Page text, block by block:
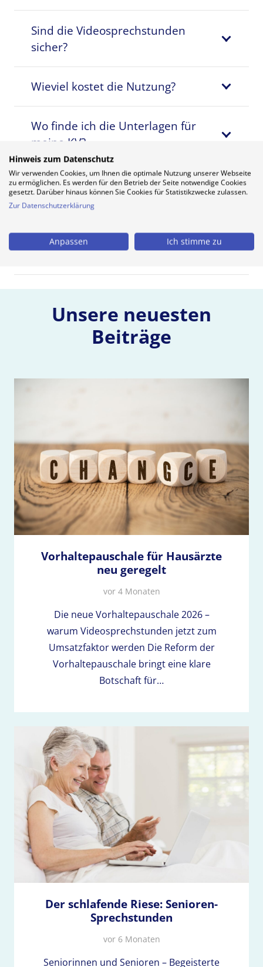
Sind die Videosprechstunden
sicher?
Wieviel kostet die Nutzung?
Wo finde ich die Unterlagen für
meine KV?
Wie wird die Videosprechstunde
gegenüber der KVen abgerechnet?
Wie werden Videosprechstunden
für private Patienten vergütet?
Unsere neuesten
Beiträge
Vorhaltepauschale für Hausärzte
neu geregelt
vor 4 Monaten
Die neue Vorhaltepauschale 2026 –
warum Videosprechstunden jetzt zum
Umsatzfaktor werden Die Reform der
Vorhaltepauschale bringt eine klare
Botschaft für…
Der schlafende Riese: Senioren-
Sprechstunden
vor 6 Monaten
Seniorinnen und Senioren – Begeisterte
Hinweis zum Datenschutz
Wir verwenden Cookies, um Ihnen die optimale Nutzung unserer Webseite
zu ermöglichen. Es werden für den Betrieb der Seite notwendige Cookies
gesetzt. Darüber hinaus können Sie Cookies für Statistikzwecke zulassen.
Zur Datenschutzerklärung
Anpassen Ich stimme zu